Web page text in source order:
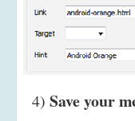
4) Save your